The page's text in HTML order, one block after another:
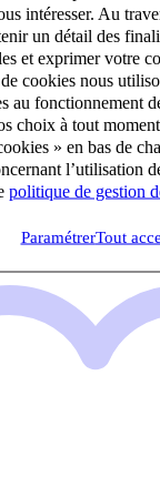
intéresser. Au
un détail des
et exprimer votre
cookies nous
au fonctionnement
choix à tout
» en bas de
l’utilisation
politique de gestion
ParamétrerTout
Financière